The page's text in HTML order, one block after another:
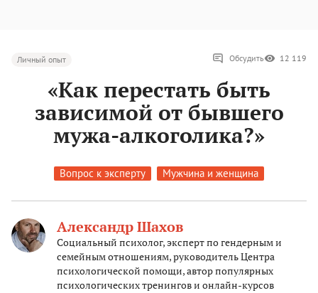
Личный опыт Обсудить 12 119
«Как перестать быть
зависимой от бывшего
мужа-алкоголика?»
Вопрос к эксперту Мужчина и женщина
Александр Шахов
Социальный психолог, эксперт по гендерным и
семейным отношениям, руководитель Центра
психологической помощи, автор популярных
психологических тренингов и онлайн-курсов